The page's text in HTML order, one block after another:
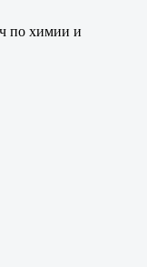
по химии и